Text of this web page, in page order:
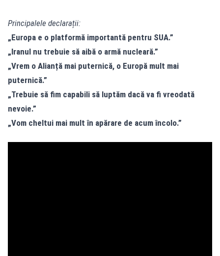
Principalele declarații:
„Europa e o platformă importantă pentru SUA.”
„Iranul nu trebuie să aibă o armă nucleară.”
„Vrem o Alianță mai puternică, o Europă mult mai
puternică.”
„Trebuie să fim capabili să luptăm dacă va fi vreodată
nevoie.”
„Vom cheltui mai mult în apărare de acum încolo.”